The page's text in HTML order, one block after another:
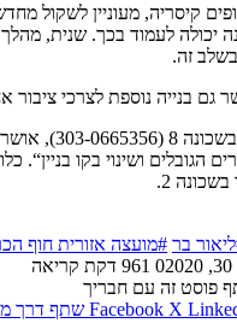
קיסריה, מעוניין לשקול
יכולה לעמוד בכך. שנית, מהלך
בשלב זה.
גם בנייה נוספת לצרכי ציבור
בשכונה אושר
הגובלים ושינוי בקו בניין“.
בשכונה
בר #מועצה אזורית חוף
0
דקת קריאה
פוסט זה עם חבריך
Facebook X שתף דרך